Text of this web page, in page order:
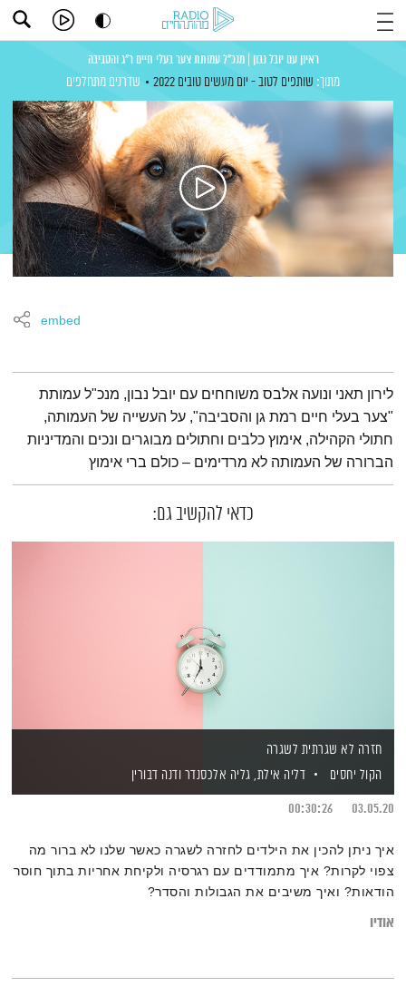
ראיון עם יובל נבון | מנכ"ל עמותת צער בעלי חיים ר"ג והסביבה
מתוך: שותפים לטוב - יום מעשים טובים 2022 שדרנים מתחלפים
embed
תמצית הפודקאסט
לירון תאני ונועה אלבס משוחחים עם יובל נבון, מנכ"ל עמותת
"צער בעלי חיים רמת גן והסביבה", על העשייה של העמותה,
חתולי הקהילה, אימוץ כלבים וחתולים מבוגרים ונכים והמדיניות
הברורה של העמותה לא מרדימים – כולם ברי אימוץ
כדאי להקשיב גם:
חזרה לא שגרתית לשגרה
הקול יחסים
דליה אילת, גליה אלכסנדר ודנה דבורין
03.05.20
00:30:26
איך ניתן להכין את הילדים לחזרה לשגרה כאשר שלנו לא ברור מה
צפוי לקרות? איך מתמודדים עם רגרסיה ולקיחת אחריות בתוך חוסר
הודאות? ואיך משיבים את הגבולות והסדר?
אודיו